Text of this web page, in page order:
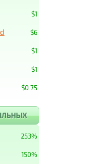
$1
$6
$1
$1
$0.75
253%
150%